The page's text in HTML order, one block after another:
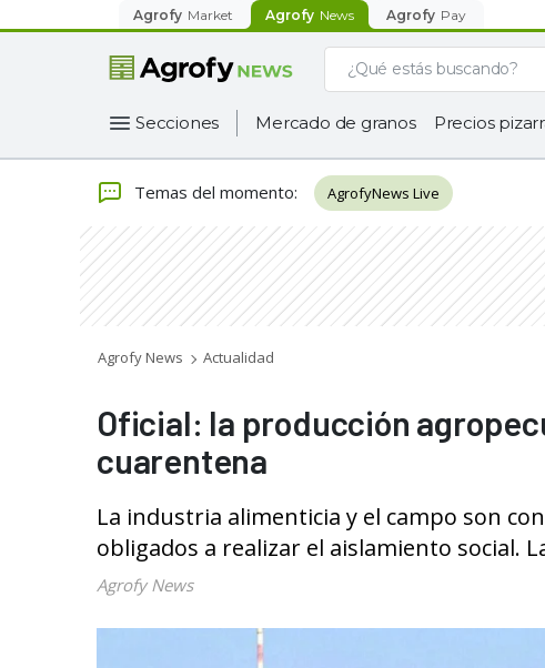
Agrofy Market Agrofy News Agrofy Pay
Secciones Mercado de granos Precios
Temas del momento: AgrofyNews Live
Agrofy News Actualidad
Oficial: la producción
cuarentena
La industria alimenticia y el campo son
obligados a realizar el aislamiento social.
Agrofy News